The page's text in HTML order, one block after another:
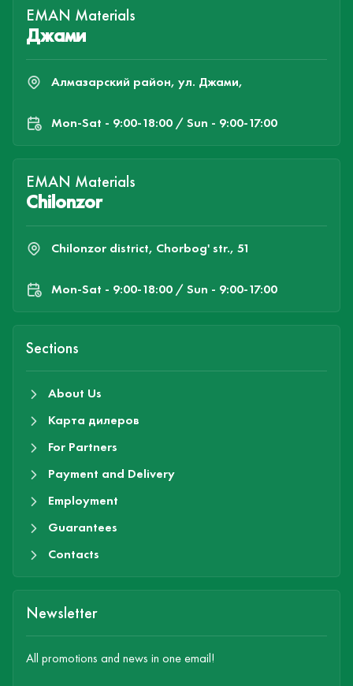
EMAN Materials
Джами
Алмазарский район, ул. Джами,
Mon-Sat - 9:00-18:00 / Sun - 9:00-17:00
EMAN Materials
Chilonzor
Chilonzor district, Chorbog' str., 51
Mon-Sat - 9:00-18:00 / Sun - 9:00-17:00
Sections
About Us
Карта дилеров
For Partners
Payment and Delivery
Employment
Guarantees
Contacts
Newsletter
All promotions and news in one email!